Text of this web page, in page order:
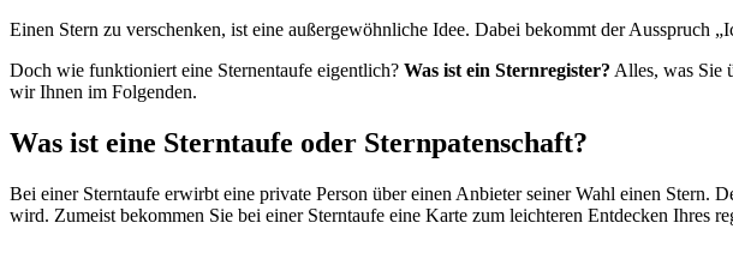
Einen Stern zu verschenken, ist eine außergewöhnliche Idee. Dabei bekommt der Ausspruch
Doch wie funktioniert eine Sternentaufe eigentlich? Was ist ein Sternregister? Alles, was Sie
wir Ihnen im Folgenden.
Was ist eine Sterntaufe oder Sternpatenschaft?
Bei einer Sterntaufe erwirbt eine private Person über einen Anbieter seiner Wahl einen Stern.
wird. Zumeist bekommen Sie bei einer Sterntaufe eine Karte zum leichteren Entdecken Ihres